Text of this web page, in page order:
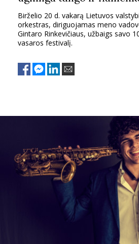
Birželio 20 d. vakarą Lietuvos
orkestras, diriguojamas meno
Gintaro Rinkevičiaus, užbaigs savo
vasaros festivalį.